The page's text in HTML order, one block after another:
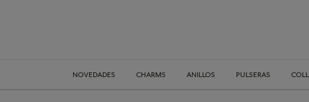
NOVEDADES CHARMS ANILLOS PULSERAS